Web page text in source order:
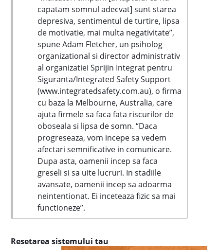
capatam somnul adecvat] sunt starea
depresiva, sentimentul de turtire, lipsa
de motivatie, mai multa negativitate”,
spune Adam Fletcher, un psiholog
organizational si director administrativ
al organizatiei Sprijin Integrat pentru
Siguranta/Integrated Safety Support
(www.integratedsafety.com.au), o firma
cu baza la Melbourne, Australia, care
ajuta firmele sa faca fata riscurilor de
oboseala si lipsa de somn. “Daca
progreseaza, vom incepe sa vedem
afectari semnificative in comunicare.
Dupa asta, oamenii incep sa faca
greseli si sa uite lucruri. In stadiile
avansate, oamenii incep sa adoarma
neintentionat. Ei inceteaza fizic sa mai
functioneze”.
Resetarea sistemului tau